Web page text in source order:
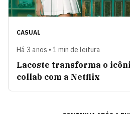
CASUAL
Há 3 anos • 1 min de leitura
Lacoste transforma o
collab com a Netflix